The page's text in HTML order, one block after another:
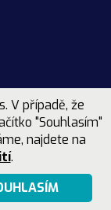
V případě, že
"Souhlasím"
najdete na
.